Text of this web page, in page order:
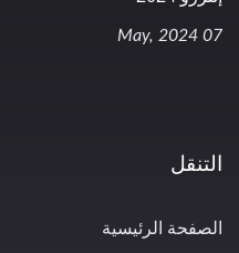
07 May, 2024
التنقل
الصفحة الرئيسية